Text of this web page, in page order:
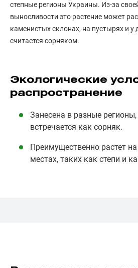
степные регионы Украины. Из-за
выносливости это растение может
каменистых склонах, на пустырях и у
считается сорняком.
Экологические
распространение
Занесена в разные регионы,
встречается как сорняк.
Преимущественно растет
местах, таких как степи и